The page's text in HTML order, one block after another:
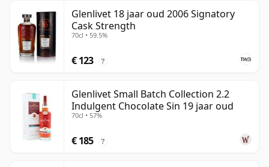
Glenlivet 18 jaar oud 2006 Signatory
Cask Strength
70cl • 59.5%
€ 123 ?
Glenlivet Small Batch Collection 2.2
Indulgent Chocolate Sin 19 jaar oud
70cl • 57%
€ 185 ?